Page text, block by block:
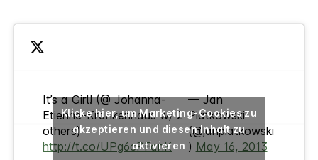
It’s a Girl! (@ Johanna-
Etienne-Krankenhaus w/ 2
others)
http://t.co/UPg6cPFanK
— Jan
Piatkowski
(@janpiatkowski
) May 16, 2013
Klicke hier, um Marketing-Cookies zu
akzeptieren und diesen Inhalt zu
aktivieren